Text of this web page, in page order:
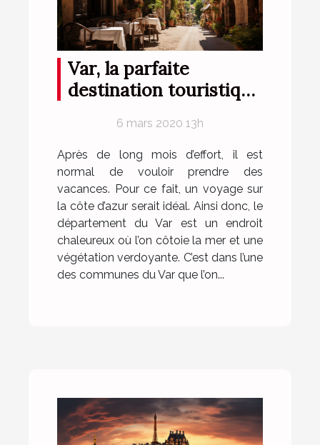
Var, la parfaite
destination touristique
6 mars 2020 13h
Après de long mois d’effort, il est
normal de vouloir prendre des
vacances. Pour ce fait, un voyage sur
la côte d’azur serait idéal. Ainsi donc, le
département du Var est un endroit
chaleureux où l’on côtoie la mer et une
végétation verdoyante. C’est dans l’une
des communes du Var que l’on...